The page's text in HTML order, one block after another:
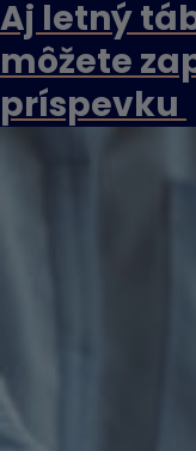
Aj letný
môžete
príspevku